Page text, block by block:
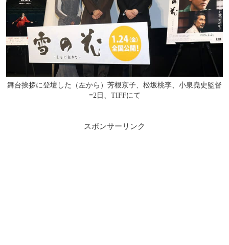
舞台挨拶に登壇した（左から）芳根京子、松坂桃李、小泉堯史監督
=2日、TIFFにて
スポンサーリンク